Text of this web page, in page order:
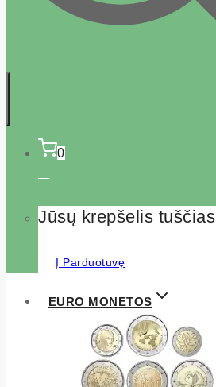
0
Jūsų krepšelis tuščias
Į Parduotuvę
EURO MONETOS